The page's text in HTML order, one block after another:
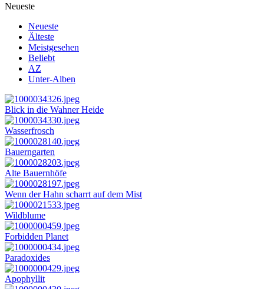
Neueste
Neueste
Älteste
Meistgesehen
Beliebt
AZ
Unter-Alben
Blick in die Wahner Heide
Wasserfrosch
Bauerngarten
Alte Bauernhöfe
Wenn der Hahn scharrt auf dem Mist
Wildblume
Forbidden Planet
Paradoxides
Apophyllit